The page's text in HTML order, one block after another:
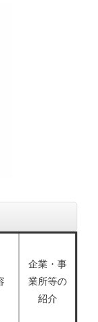
企業・事
業所等の
紹介